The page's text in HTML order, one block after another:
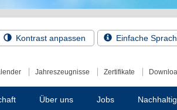
Kontrast anpassen Einfache
Jahreszeugnisse Zertifikate
Über uns Jobs